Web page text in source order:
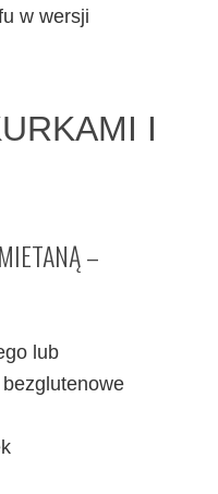
w wersji
I
–
lub